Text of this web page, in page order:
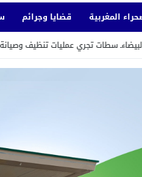
المغربية قضايا وجرائم
تنظيف وصيانة شبكة التطهير